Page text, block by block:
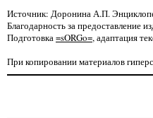
Источник: Доронина А.П.
Благодарность за предоставление
Подготовка=sORGo=, адаптация
При копировании материалов